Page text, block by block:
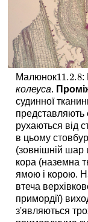
Малюнок11.2.8
11.2.8:
колеуса.
судинної
представляють
рухаються від
в цьому
(зовнішній шар
кора (наземна
ямою і корою.
втеча
примордії)
з'являються